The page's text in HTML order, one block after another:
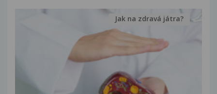
Jak na zdravá játra?